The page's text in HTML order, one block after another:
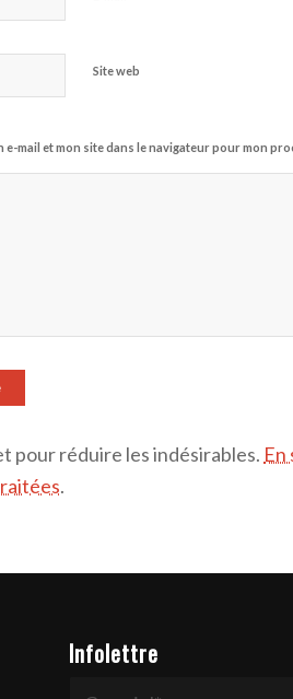
Site web
e-mail et mon site dans le navigateur pour mon
pour réduire les indésirables. En
.
Infolettre